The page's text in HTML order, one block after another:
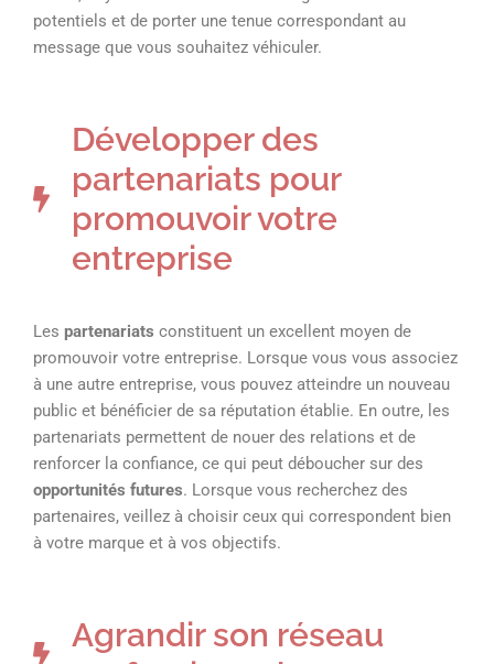
potentiels et de porter une tenue correspondant au
message que vous souhaitez véhiculer.
Développer des
partenariats pour
promouvoir votre
entreprise
Les partenariats constituent un excellent moyen de
promouvoir votre entreprise. Lorsque vous vous associez
à une autre entreprise, vous pouvez atteindre un nouveau
public et bénéficier de sa réputation établie. En outre, les
partenariats permettent de nouer des relations et de
renforcer la confiance, ce qui peut déboucher sur des
opportunités futures. Lorsque vous recherchez des
partenaires, veillez à choisir ceux qui correspondent bien
à votre marque et à vos objectifs.
Agrandir son réseau